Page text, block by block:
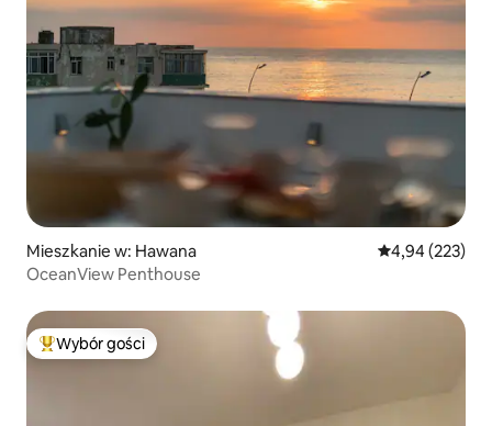
Mieszkanie w: Hawana Średnia
4,94 (223)
OceanView Penthouse
Najpopularniejsze z kategorii Wybór gości
Wybór gości